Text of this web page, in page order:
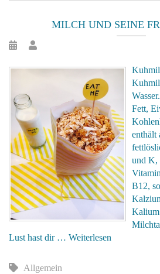
MILCH UND SEINE
Fett,
enthält
und K,
B12,
Kalium
Lust hast dir … Weiterlesen
Allgemein